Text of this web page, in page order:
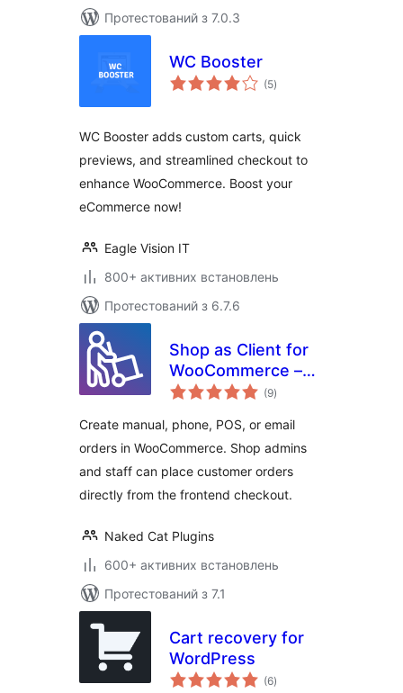
Протестований з 7.0.3
WC Booster
(5загальний
рейтинг
)
WC Booster adds custom carts, quick
previews, and streamlined checkout to
enhance WooCommerce. Boost your
eCommerce now!
Eagle Vision IT
800+ активних встановлень
Протестований з 6.7.6
Shop as Client for
WooCommerce –
Manual, Phone &
(9загальний
рейтинг
)
Create manual, phone, POS, or email
orders in WooCommerce. Shop admins
and staff can place customer orders
directly from the frontend checkout.
Naked Cat Plugins
600+ активних встановлень
Протестований з 7.1
Cart recovery for
WordPress
(6загальний
рейтинг
)